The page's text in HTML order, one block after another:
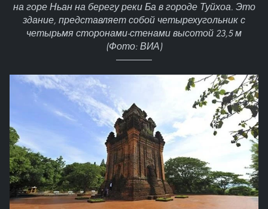
на горе Ньан на берегу реки Ба в городе Туйхоа. Это
здание, представляет собой четырехугольник с
четырьмя сторонами-стенами высотой 23,5 м
(Фото: ВИА)